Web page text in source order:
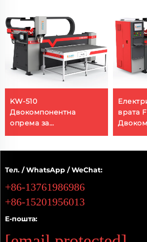
KW-510
Двокомпонентна
опрема за
распылување на
производител Машина
врата
Тел. / WhatsApp / WeChat:
+86-13761986986
+86-15201956013
Е-пошта: